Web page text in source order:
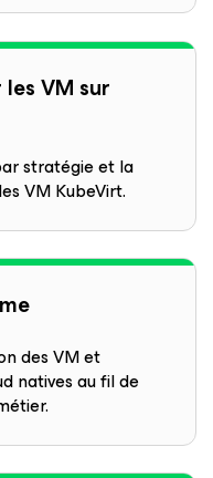
VM sur
stratégie et la
VM KubeVirt.
des VM et
natives au fil de